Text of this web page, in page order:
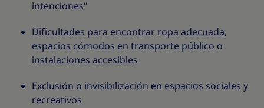
intenciones"
Dificultades para encontrar ropa adecuada,
espacios cómodos en transporte público o
instalaciones accesibles
Exclusión o invisibilización en espacios sociales y
recreativos